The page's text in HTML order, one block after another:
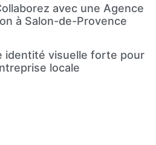
avec une Agence
à Salon-de-Provence
identité visuelle forte pour
locale